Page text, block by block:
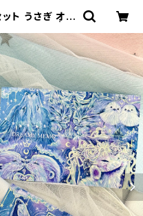
ット うさぎ オオ